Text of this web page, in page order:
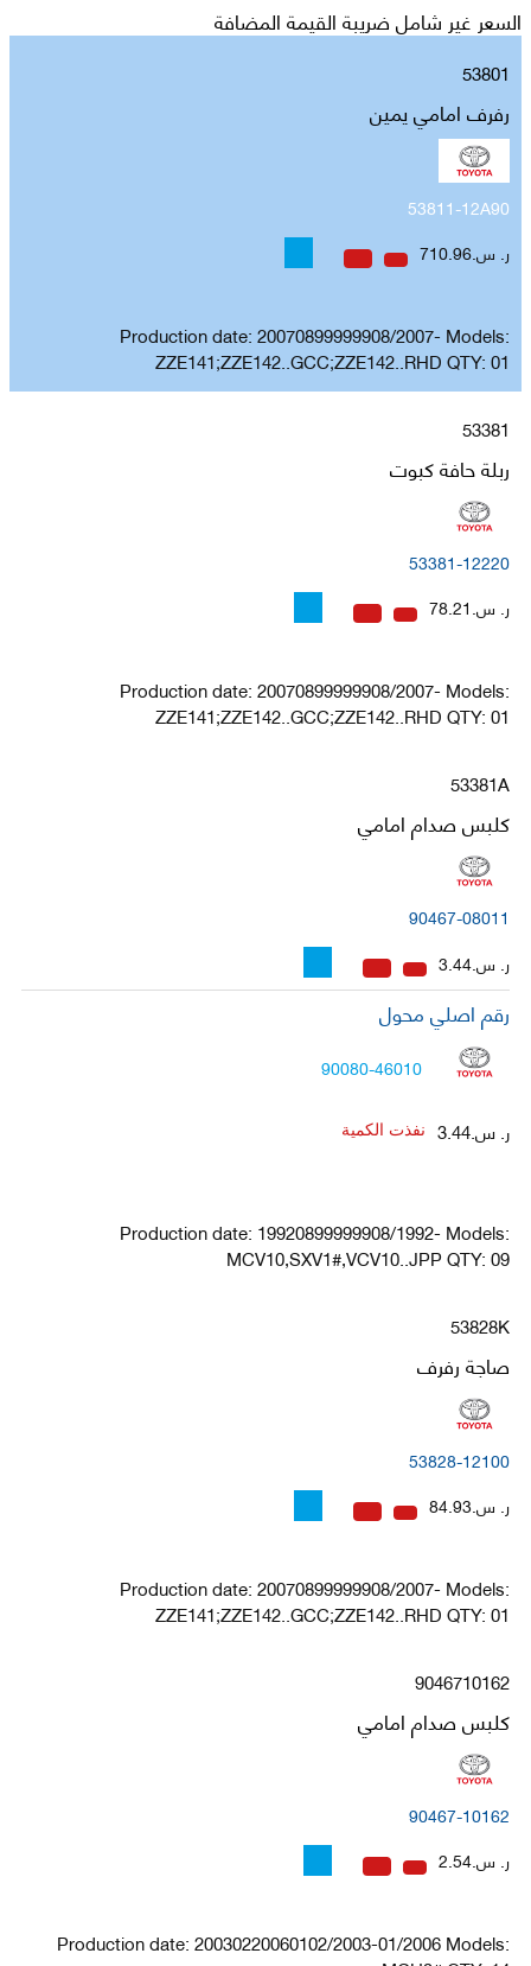
السعر غير شامل ضريبة القيمة المضافة
53801
رفرف امامي يمين
53811-12A90
ر. س.710.96
Production date: 20070899999908/2007- Models:
ZZE141;ZZE142..GCC;ZZE142..RHD QTY: 01
53381
ربلة حافة كبوت
53381-12220
ر. س.78.21
Production date: 20070899999908/2007- Models:
ZZE141;ZZE142..GCC;ZZE142..RHD QTY: 01
53381A
كلبس صدام امامي
90467-08011
ر. س.3.44
رقم اصلي محول
90080-46010
ر. س.3.44 نفذت الكمية
Production date: 19920899999908/1992- Models:
MCV10,SXV1#,VCV10..JPP QTY: 09
53828K
صاجة رفرف
53828-12100
ر. س.84.93
Production date: 20070899999908/2007- Models:
ZZE141;ZZE142..GCC;ZZE142..RHD QTY: 01
9046710162
كلبس صدام امامي
90467-10162
ر. س.2.54
Production date: 20030220060102/2003-01/2006 Models: